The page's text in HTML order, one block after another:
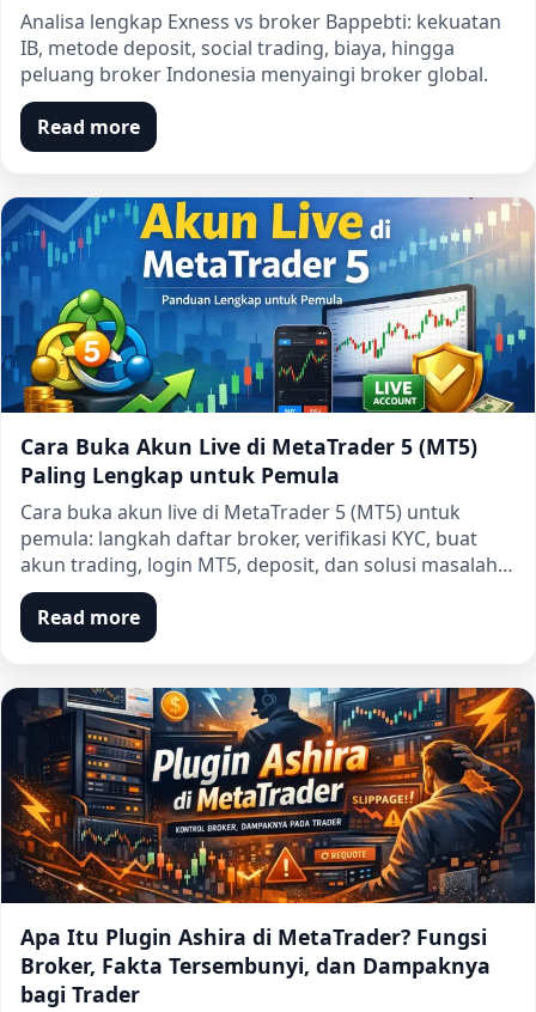
Analisa lengkap Exness vs broker Bappebti: kekuatan
IB, metode deposit, social trading, biaya, hingga
peluang broker Indonesia menyaingi broker global.
Read more
Cara Buka Akun Live di MetaTrader 5 (MT5)
Paling Lengkap untuk Pemula
Cara buka akun live di MetaTrader 5 (MT5) untuk
pemula: langkah daftar broker, verifikasi KYC, buat
akun trading, login MT5, deposit, dan solusi masalah…
Read more
Apa Itu Plugin Ashira di MetaTrader? Fungsi
Broker, Fakta Tersembunyi, dan Dampaknya
bagi Trader